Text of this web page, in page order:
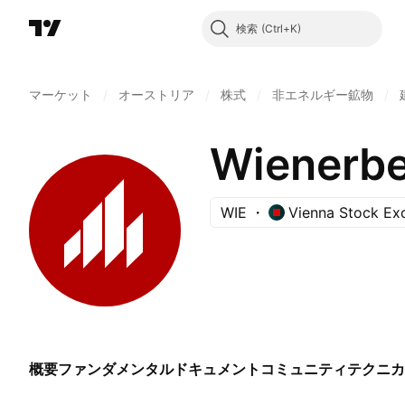
検索
マーケット オーストリア 株式 非エネルギー鉱物
WIE Vienna Stock
概要ファンダメンタルドキュメント コミュニティテクニ